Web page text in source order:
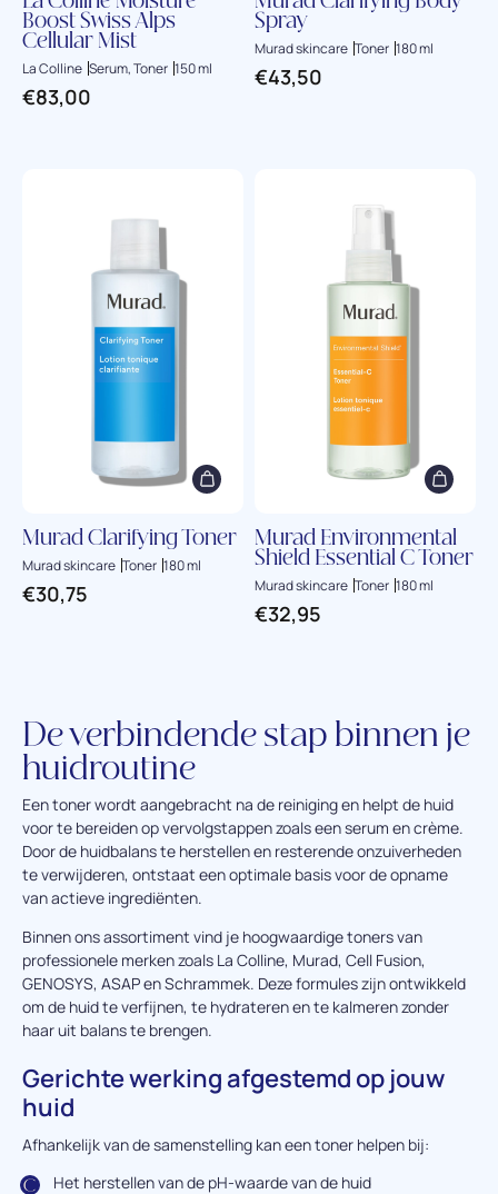
Boost Swiss Alps
Cellular Mist
La Colline Serum, Toner 150 ml
€83,00
Spray
Murad skincare Toner 180 ml
€43,50
Murad Clarifying Toner
Murad skincare Toner 180 ml
€30,75
Murad Environmental
Shield Essential C Toner
Murad skincare Toner 180 ml
€32,95
De verbindende stap binnen je
huidroutine
Een toner wordt aangebracht na de reiniging en helpt de huid
voor te bereiden op vervolgstappen zoals een serum en crème.
Door de huidbalans te herstellen en resterende onzuiverheden
te verwijderen, ontstaat een optimale basis voor de opname
van actieve ingrediënten.
Binnen ons assortiment vind je hoogwaardige toners van
professionele merken zoals La Colline, Murad, Cell Fusion,
GENOSYS, ASAP en Schrammek. Deze formules zijn ontwikkeld
om de huid te verfijnen, te hydrateren en te kalmeren zonder
haar uit balans te brengen.
Gerichte werking afgestemd op jouw
huid
Afhankelijk van de samenstelling kan een toner helpen bij:
Het herstellen van de pH-waarde van de huid